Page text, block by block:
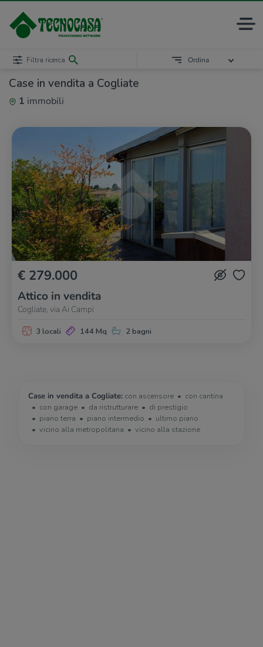
Case in vendita a Cogliate
1 immobili
Filtra ricerca Ordina
€ 279.000
Attico in vendita
Cogliate, via Ai Campi
3 locali 144 Mq 2 bagni
Case in vendita a Cogliate: con ascensore
con cantina
con garage
da ristrutturare
di prestigio
piano terra
piano intermedio
ultimo piano
vicino alla metropolitana
vicino alla stazione